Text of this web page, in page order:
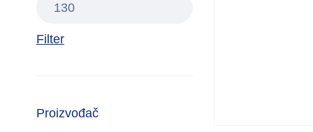
Filter
Proizvođač